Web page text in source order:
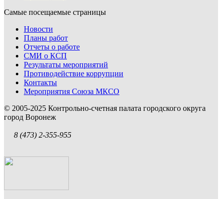
Самые посещаемые страницы
Новости
Планы работ
Отчеты о работе
СМИ о КСП
Результаты мероприятий
Противодействие коррупции
Контакты
Мероприятия Союза МКСО
© 2005-2025 Контрольно-счетная палата городского округа
город Воронеж
8 (473) 2-355-955